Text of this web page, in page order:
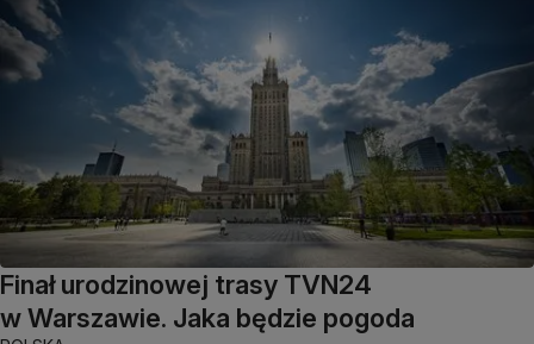
Finał urodzinowej trasy TVN24
w Warszawie. Jaka będzie pogoda